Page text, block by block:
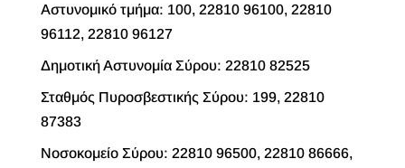
Αστυνομικό τμήμα: 100, 22810 96100, 22810
96112, 22810 96127
Δημοτική Αστυνομία Σύρου: 22810 82525
Σταθμός Πυροσβεστικής Σύρου: 199, 22810
87383
Νοσοκομείο Σύρου: 22810 96500, 22810 86666,